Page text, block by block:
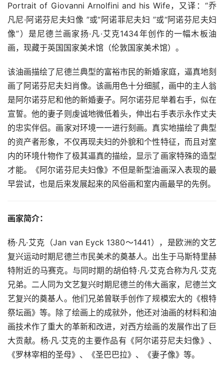
首
页
Portrait of Giovanni Arnolfini and his Wife，又译：“乔
凡尼·阿诺芬尼夫妇像 ”或“阿诺菲尼夫妇 ”或“阿诺芬尼夫妇
像”）是尼德兰画家扬·凡·艾克1434年创作的一幅木板油
画，现藏于英国国家美术馆（伦敦国家美术馆）。
该油画描绘了尼德兰典型的富裕市民的新婚家庭，逼真地刻
画了阿诺芬尼夫妇肖像。该画用色十分细腻，画中的主人翁
是阿尔诺芬尼和他的新婚妻子。阿尔诺芬尼举着右手，似在
宣誓。他的妻子则虔诚地微低着头，伸出右手表示永作丈夫
的忠实伴侣。画家对环境一一进行刻画。真实地描绘了典型
的资产者形象，不仅再现夫妇的外貌和个性特征，而且对室
内的环境什物作了极其逼真的描绘，显示了画家特殊的造型
才能。《阿尔诺芬尼夫妇像》不但是新型油画深入表现的最
早尝试，也是后来发展起来的风俗画和室内画最早的先例。
画家简介：
杨·凡·艾克（Jan van Eyck 1380～1441），是欧洲的文艺
复兴运动时期尼德兰市民美术的奠基人。出生于马斯特里赫
特附近的马赛克。与同时期的胡伯特·凡·艾克合称为凡·艾克
兄弟。二人同为文艺复兴时期尼德兰的伟大画家，尼德兰文
艺复兴的奠基人。他们兄弟曾联手创作了规模宏大的《根特
祭坛画》等。除了绘画上的成就外，他还对油画的材料和油
画技术作了重大的革新和改进，对西方绘画的发展作出了巨
大贡献。杨·凡·艾克的主要作品有《阿尔诺芬尼夫妇像》、
《罗林宰相的圣母》、《圣巴巴拉》、《妻子像》等。